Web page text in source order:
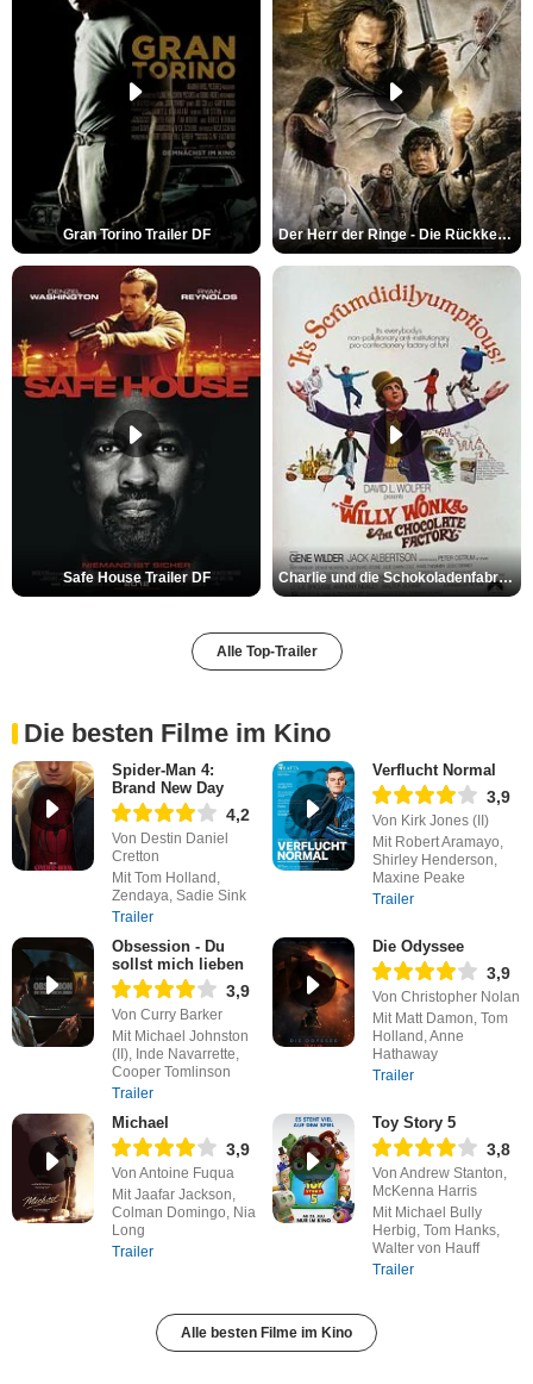
Gran Torino Trailer DF Der Herr der Ringe - Die Rückkehr des Königs Trailer OV
Safe House Trailer DF Charlie und die Schokoladenfabrik Trailer OV
Alle Top-Trailer
Die besten Filme im Kino
Spider-Man 4:
Brand New Day
4,2
Von Destin Daniel
Cretton
Mit Tom Holland,
Zendaya, Sadie Sink
Trailer
Verflucht Normal
3,9
Von Kirk Jones (II)
Mit Robert Aramayo,
Shirley Henderson,
Maxine Peake
Trailer
Obsession - Du
sollst mich lieben
3,9
Von Curry Barker
Mit Michael Johnston
(II), Inde Navarrette,
Cooper Tomlinson
Trailer
Die Odyssee
3,9
Von Christopher Nolan
Mit Matt Damon, Tom
Holland, Anne
Hathaway
Trailer
Michael
3,9
Von Antoine Fuqua
Mit Jaafar Jackson,
Colman Domingo, Nia
Long
Trailer
Toy Story 5
3,8
Von Andrew Stanton,
McKenna Harris
Mit Michael Bully
Herbig, Tom Hanks,
Walter von Hauff
Trailer
Alle besten Filme im Kino